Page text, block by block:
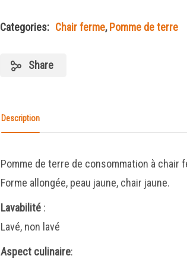
Categories: Chair ferme,Pomme de terre
Share
Description
Pomme de terre de consommation à chair
Forme allongée, peau jaune, chair jaune.
Lavabilité:
Lavé, non lavé
Aspect culinaire: